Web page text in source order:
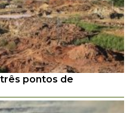
pontos de